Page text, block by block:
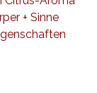
+ Sinne